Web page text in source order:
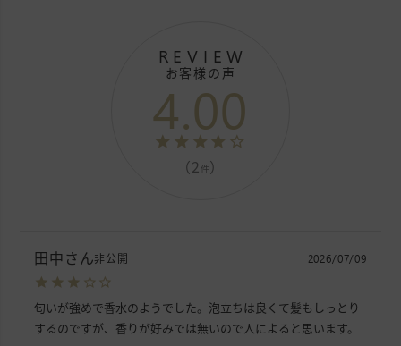
REVIEW
お客様の声
4.00
（2 件）
田中 非公開 2026/07/09
匂いが強めで香水のようでした。泡立ちは良くて髪もしっとり
するのですが、香りが好みでは無いので人によると思います。